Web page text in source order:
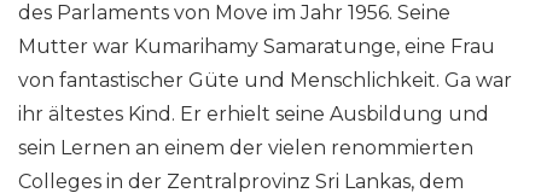
des Parlaments von Move im Jahr 1956. Seine
Mutter war Kumarihamy Samaratunge, eine Frau
von fantastischer Güte und Menschlichkeit. Ga war
ihr ältestes Kind. Er erhielt seine Ausbildung und
sein Lernen an einem der vielen renommierten
Colleges in der Zentralprovinz Sri Lankas, dem